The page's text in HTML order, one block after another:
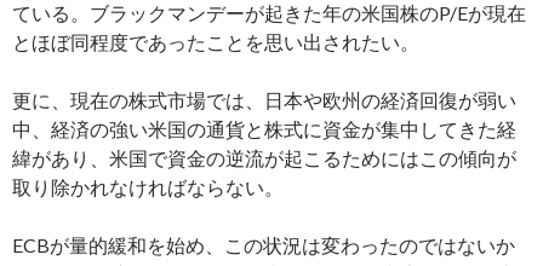
ている。ブラックマンデーが起きた年の米国株のP/Eが現在
とほぼ同程度であったことを思い出されたい。
更に、現在の株式市場では、日本や欧州の経済回復が弱い
中、経済の強い米国の通貨と株式に資金が集中してきた経
緯があり、米国で資金の逆流が起こるためにはこの傾向が
取り除かれなければならない。
ECBが量的緩和を始め、この状況は変わったのではないか